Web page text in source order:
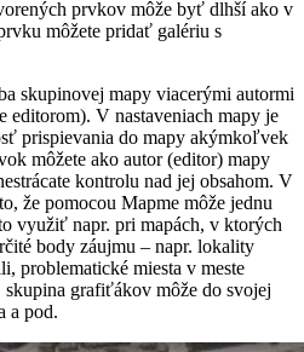
prvkov môže byť dlhší ako v
môžete pridať galériu s
skupinovej mapy viacerými autormi
editorom). V nastaveniach mapy je
prispievania do mapy akýmkoľvek
môžete ako autor (editor) mapy
kontrolu nad jej obsahom. V
že pomocou Mapme môže jednu
využiť napr. pri mapách, v ktorých
body záujmu – napr. lokality
problematické miesta v meste
grafiťákov môže do svojej
a pod.